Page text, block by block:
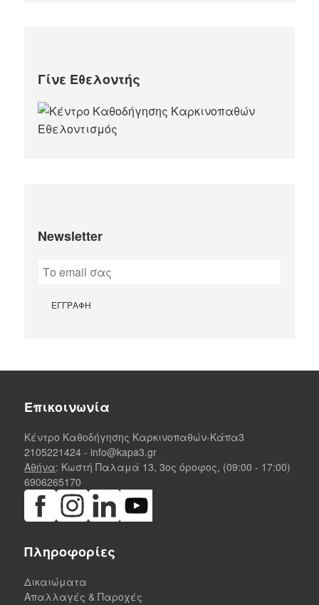
Γίνε Εθελοντής
Newsletter
Επικοινωνία
Κέντρο Καθοδήγησης Καρκινοπαθών-Κάπα3
2105221424 - info@kapa3.gr
Αθήνα: Κωστή Παλαμά 13, 3ος όροφος, (09:00 - 17:00)
6906265170
Πληροφορίες
Δικαιώματα
Απαλλαγές & Παροχές